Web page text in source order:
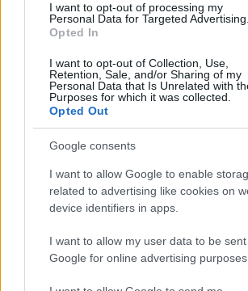
I want to opt-out of processing my
Personal Data for Targeted Advertising.
Opted In
I want to opt-out of Collection, Use,
Retention, Sale, and/or Sharing of my
Personal Data that Is Unrelated with
Purposes for which it was collected.
Opted Out
Google consents
I want to allow Google to enable
related to advertising like cookies on
device identifiers in apps.
I want to allow my user data to be
Google for online advertising purposes.